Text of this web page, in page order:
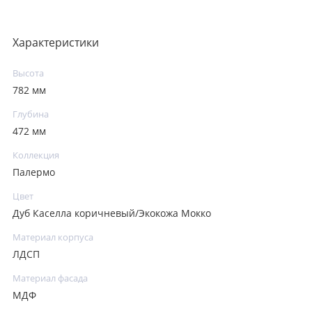
Характеристики
Высота
782 мм
Глубина
472 мм
Коллекция
Палермо
Цвет
Дуб Каселла коричневый/Экокожа Мокко
Материал корпуса
ЛДСП
Материал фасада
МДФ